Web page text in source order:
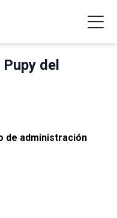
del
de administración